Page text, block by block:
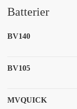
Batterier
BV140
BV105
MVQUICK